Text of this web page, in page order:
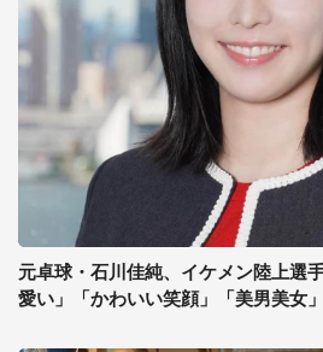
元卓球・石川佳純、イケメン陸上選
愛い」「かわいい笑顔」「美男美女